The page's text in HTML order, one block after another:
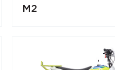
M2